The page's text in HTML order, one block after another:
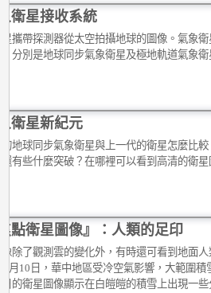
衛星接收系統
攜帶探測器從太空拍攝地球的圖像。氣象
分別是地球同步氣象衛星及極地軌道氣象衛
衛星新紀元
地球同步氣象衛星與上一代的衛星怎麼比
有些什麼突破？在哪裡可以看到高清的衛星
點衛星圖像』：人類的足印
除了觀測雲的變化外，有時還可看到地面人
1月10日，華中地區受冷空氣影響，大範圍
的衛星圖像顯示在白皚皚的積雪上出現一